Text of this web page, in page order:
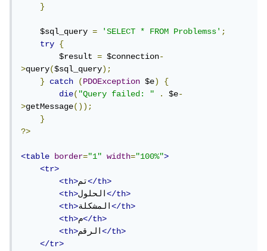
}
    $sql_query
= 'SELECT * FROM Problemss';
try
{
        $result
= $connection-
>query($sql_query);
}
catch (PDOException $e)
{
die("Query failed: " . $e-
>getMessage());
}
?>
<table border="1" width="100%">
<tr>
<th>تم</th>
<th>الحلول</th>
<th>المشكلة</th>
<th>م</th>
<th>الرقم</th>
</tr>